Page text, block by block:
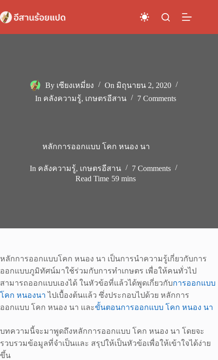
to
content
By เซียงเหมี่ยง On มิถุนายน 2, 2020
In คลังความรู้, เกษตรอีสาน 7 Comments
หลักการออกแบบ โคก หนอง นา
In คลังความรู้, เกษตรอีสาน
7 Comments
Read Time 59 mins
หลักการออกแบบโคก หนอง นา เป็นการนำความรู้เกี่ยวกับการ
ออกแบบภูมิทัศน์มาใช้ร่วมกับการทำเกษตร เพื่อให้คนทั่วไป
สามารถออกแบบเองได้ ในหัวข้อที่แล้วได้พูดเกี่ยวกับการออกแบบ
โคก หนองนา ไปเบื้องต้นแล้ว ซึ่งประกอบไปด้วย หลักการ
ออกแบบ โคก หนอง นา และขั้นตอนการออกแบบ โคก หนอง นา
บทความนี้จะมาพูดถึงหลักการออกแบบ โคก หนอง นา โดยจะ
รวบรวมข้อมูลที่จำเป็นและ สรุปให้เป็นหัวข้อเพื่อให้เข้าใจได้ง่าย
ขึ้น